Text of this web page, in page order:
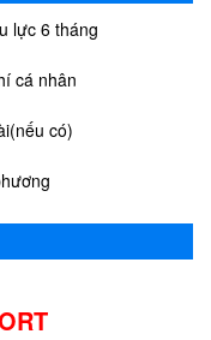
lực 6 tháng
cá nhân
có)